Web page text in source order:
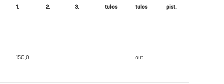
1. 2. 3. tulos tulos pist.
150,0 —– —– —– out